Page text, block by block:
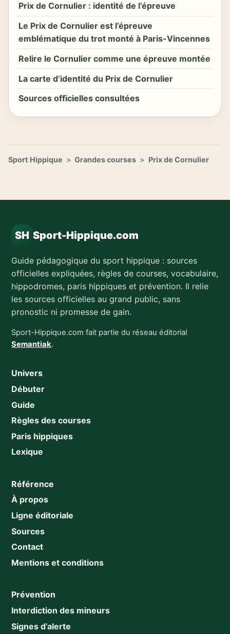
Prix de Cornulier : identité de l’épreuve
Le Prix de Cornulier est l’épreuve
emblématique du trot monté à Paris-Vincennes
Relire le Cornulier comme une épreuve montée
La carte d’identité du Prix de Cornulier
Sources officielles consultées
Sport Hippique > Grandes courses > Prix de Cornulier
SH Sport-Hippique.com
Guide pédagogique du sport hippique : sources
officielles expliquées, règles de courses, vocabulaire,
hippodromes, paris hippiques et prévention. Il relie
les sources officielles au grand public, sans
pronostic ni promesse de gain.
Sport-Hippique.com fait partie du réseau éditorial
Semantiak.
Univers
Débuter
Guide
Règles des courses
Paris hippiques
Lexique
Référence
À propos
Ligne éditoriale
Sources
Contact
Mentions et conditions
Prévention
Interdiction des mineurs
Signes d’alerte